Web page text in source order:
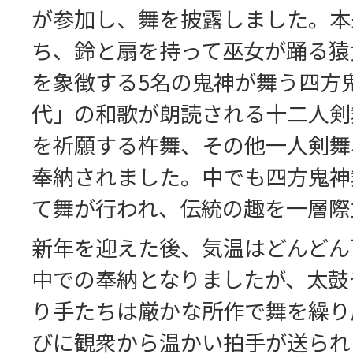
が参加し、舞を披露しました。
ち、鈴と扇を持って巫女が踊る
を象徴する5名の鬼神が舞う四方
代」の和歌が朗読される十二人
を祈願する杵舞、その他一人剣
奉納されました。中でも四方鬼
て舞が行われ、伝統の趣を一層
新年を迎えた後、気温はどんど
中での奉納となりましたが、太
り手たちは厳かな所作で舞を繰
びに観衆から温かい拍手が送ら